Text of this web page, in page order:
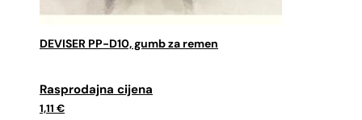
DEVISER PP-D10, gumb za remen
Izvorna
cijena
bila
1,11 €
Trenutna
cijena
je: